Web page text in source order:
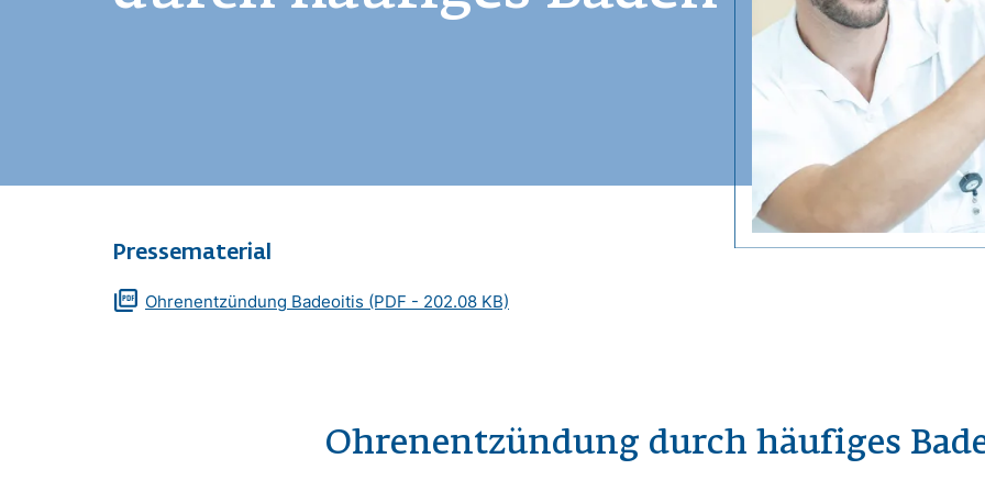
Pressematerial
Zusatzmaterialien
Dokument
Ohrenentzündung Badeoitis (PDF - 202.08 KB)
Ohrenentzündung durch häufiges